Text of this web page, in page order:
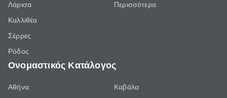
Λάρισα
Καλλιθέα
Σέρρες
Ρόδος
Περισσότερα
Ονομαστικός Κατάλογος
Αθήνα Καβάλα